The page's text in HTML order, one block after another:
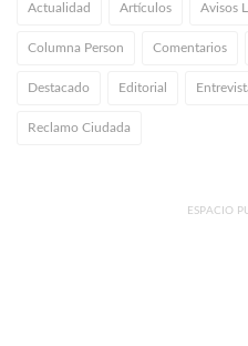
Actualidad Artículos Avisos
Columna Person Comentarios
Destacado Editorial
Reclamo Ciudada
ESPACIO